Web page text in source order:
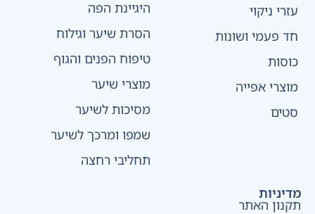
עזרי ניקוי
חד פעמי ושונות
כוסות
מוצרי אפייה
סטים
היגיינת הפה
הסרת שיער וגילוח
טיפוח הפנים והגוף
מוצרי שיער
מסיכות לשיער
שמפו ומרכך לשיער
תחליבי רחצה
מדיניות
תקנון האתר